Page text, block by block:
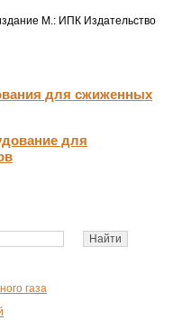
газа
М.: ИПК Издательство
для сжиженных
для